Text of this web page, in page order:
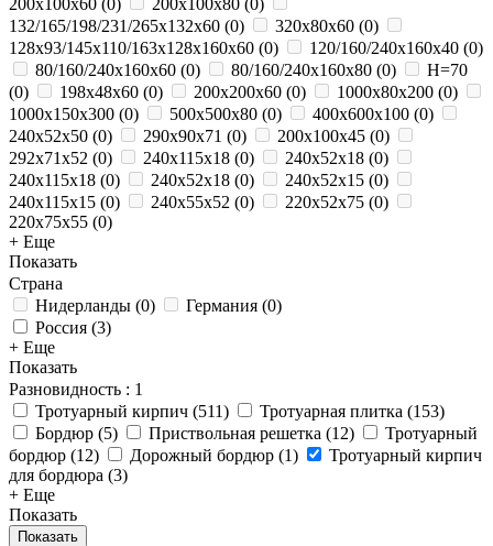
200x100x60 (0) 200x100x80 (0)
132/165/198/231/265x132x60 (0) 320x80x60 (0)
128x93/145x110/163x128x160x60 (0) 120/160/240x160x40 (0)
80/160/240x160x60 (0) 80/160/240x160x80 (0)
H=70
(0) 198x48x60 (0) 200x200x60 (0) 1000x80х200 (0)
1000x150х300 (0) 500x500х80 (0) 400x600х100 (0)
240x52x50 (0) 290x90x71 (0) 200х100х45 (0)
292x71x52 (0) 240х115х18 (0) 240x52x18 (0)
240x115x18 (0) 240х52х18 (0) 240х52х15 (0)
240х115х15 (0) 240x55x52 (0) 220x52x75 (0)
220x75x55 (0)
+ Еще
Показать
Страна
Нидерланды (0) Германия (0)
Россия (3)
+ Еще
Показать
Разновидность : 1
Тротуарный кирпич (511) Тротуарная плитка (153)
Бордюр (5) Приствольная решетка (12)
Тротуарный
бордюр (12) Дорожный бордюр (1)
Тротуарный кирпич
для бордюра (3)
+ Еще
Показать
Показать